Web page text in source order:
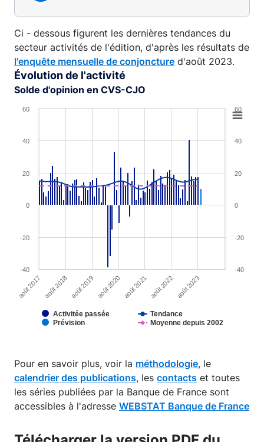
Ci - dessous figurent les dernières tendances du
secteur activités de l'édition, d'après les résultats de
l'enquête mensuelle de conjoncture d'août 2023.
Évolution de l'activité
Solde d'opinion en CVS-CJO
View as data table, Chart
The chart has 2 Y axes displaying YAxis and YAxis 2.
Activitée passée
Tendance
Prévision
Moyenne depuis 2002
août 2017 août 2018 août 2019 août 2020 août 2021 août 2022 août 2023
-40
-20
0
20
40
60
-40
-20
0
20
40
60
Pour en savoir plus, voir la méthodologie, le
calendrier des publications, les contacts et toutes
les séries publiées par la Banque de France sont
accessibles à l'adresse WEBSTAT Banque de France